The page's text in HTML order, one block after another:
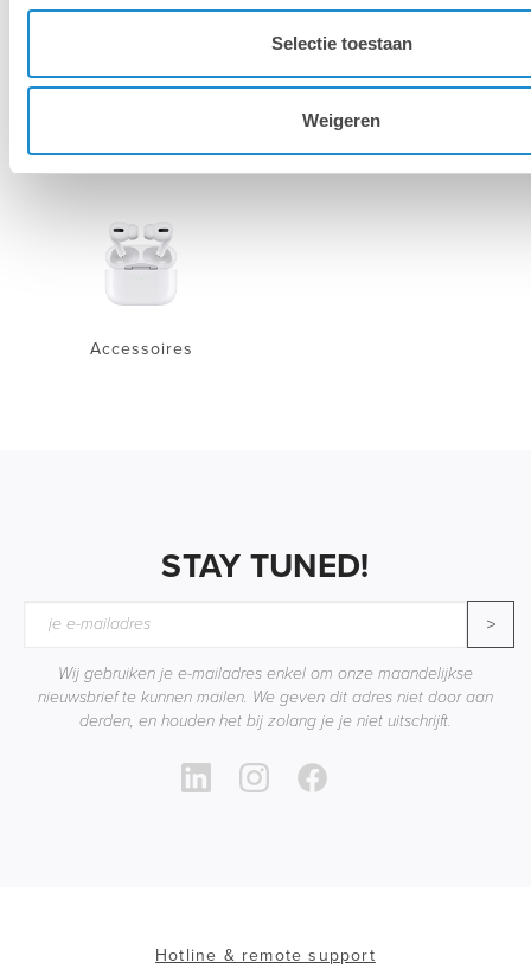
Selectie toestaan
Weigeren
iPhone iPad
Accessoires
STAY TUNED!
>
Wij gebruiken je e-mailadres enkel om onze maandelijkse
nieuwsbrief te kunnen mailen. We geven dit adres niet door aan
derden, en houden het bij zolang je je niet uitschrijft.
Hotline & remote support